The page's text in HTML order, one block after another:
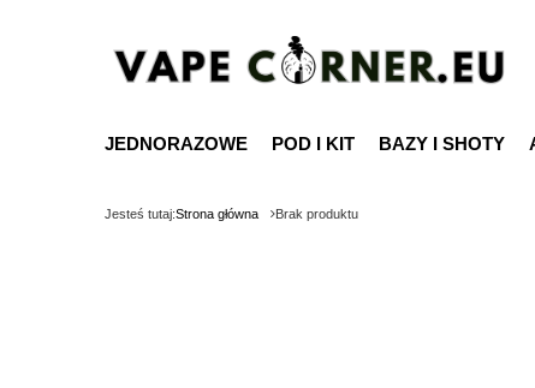
JEDNORAZOWE POD I KIT BAZY I SHOTY
Jesteś tutaj:Strona główna Brak produktu